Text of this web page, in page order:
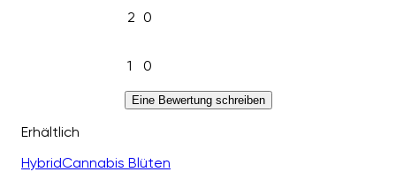
2 0
1 0
Eine Bewertung schreiben
Erhältlich
HybridCannabis Blüten